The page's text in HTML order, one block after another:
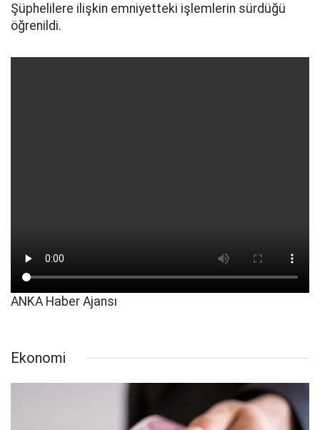
Şüphelilere ilişkin emniyetteki işlemlerin sürdüğü
öğrenildi.
ANKA Haber Ajansı
Ekonomi